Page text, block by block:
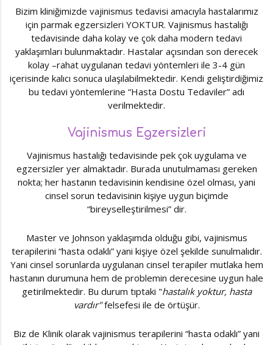
Bizim kliniğimizde vajinismus tedavisi amacıyla hastalarımız
için parmak egzersizleri YOKTUR. Vajinismus hastalığı
tedavisinde daha kolay ve çok daha modern tedavi
yaklaşımları bulunmaktadır. Hastalar açısından son derecek
kolay –rahat uygulanan tedavi yöntemleri ile 3-4 gün
içerisinde kalıcı sonuca ulaşılabilmektedir. Kendi geliştirdiğimiz
bu tedavi yöntemlerine “Hasta Dostu Tedaviler” adı
verilmektedir.
Vajinismus Egzersizleri
Vajinismus hastalığı tedavisinde pek çok uygulama ve
egzersizler yer almaktadır. Burada unutulmaması gereken
nokta; her hastanın tedavisinin kendisine özel olması, yani
cinsel sorun tedavisinin kişiye uygun biçimde
“bireyselleştirilmesi” dir.
Master ve Johnson yaklaşımda olduğu gibi, vajinismus
terapilerini “hasta odaklı” yani kişiye özel şekilde sunulmalıdır.
Yani cinsel sorunlarda uygulanan cinsel terapiler mutlaka hem
hastanın durumuna hem de problemin derecesine uygun hale
getirilmektedir. Bu durum tıptaki "hastalık yoktur, hasta
vardır"felsefesi ile de örtüşür.
Biz de Klinik olarak vajinismus terapilerini “hasta odaklı” yani